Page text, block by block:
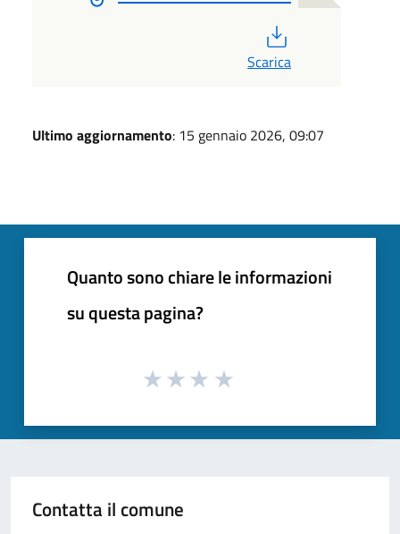
Scarica
Ultimo aggiornamento: 15 gennaio 2026, 09:07
Quanto sono chiare le informazioni
su questa pagina?
Contatta il comune